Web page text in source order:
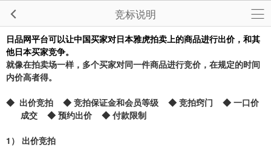
竞标说明
日品网平台可以让中国买家对日本雅虎拍卖上的商品进行出价，和其
他日本买家竞争。
就像在拍卖场一样，多个买家对同一件商品进行竞价，在规定的时间
内价高者得。
◆ 出价竞拍 ◆ 竞拍保证金和会员等级 ◆ 竞拍窍门 ◆ 一口价
成交
◆ 预约出价 ◆ 付款限制
1） 出价竞拍